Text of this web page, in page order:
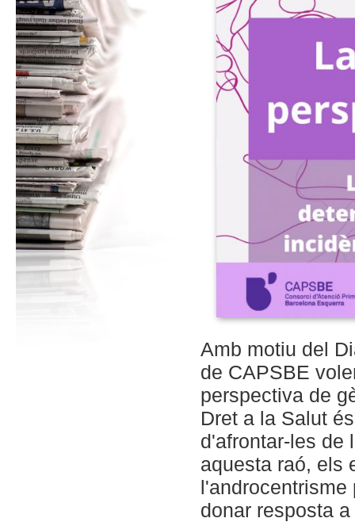
Amb motiu del
de CAPSBE
perspectiva de
Dret a la Salut
d'afrontar-les de
aquesta raó, els
l'androcentrisme
donar resposta